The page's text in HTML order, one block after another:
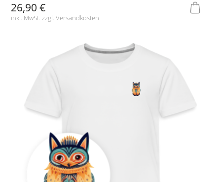
26,90 €
inkl. MwSt. zzgl.Versandkosten